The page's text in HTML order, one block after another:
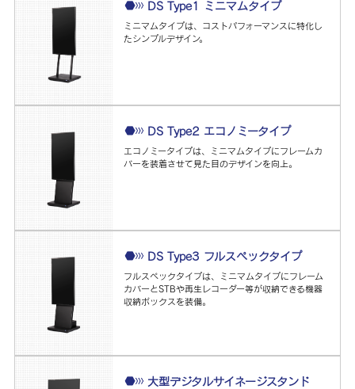
DS Type1 ミニマムタイプ
ミニマムタイプは、コストパフォーマンスに特化し
たシンプルデザイン。
DS Type2 エコノミータイプ
エコノミータイプは、ミニマムタイプにフレームカ
バーを装着させて見た目のデザインを向上。
DS Type3 フルスペックタイプ
フルスペックタイプは、ミニマムタイプにフレーム
カバーとSTBや再生レコーダー等が収納できる機器
収納ボックスを装備。
大型デジタルサイネージスタンド